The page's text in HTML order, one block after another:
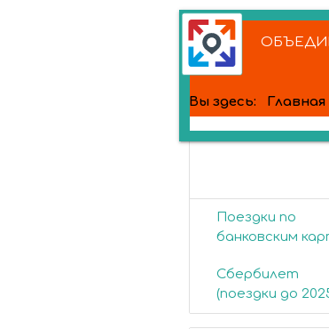
Вы здесь: Главная
Поездки по
банковским
Сбербилет
(поездки до